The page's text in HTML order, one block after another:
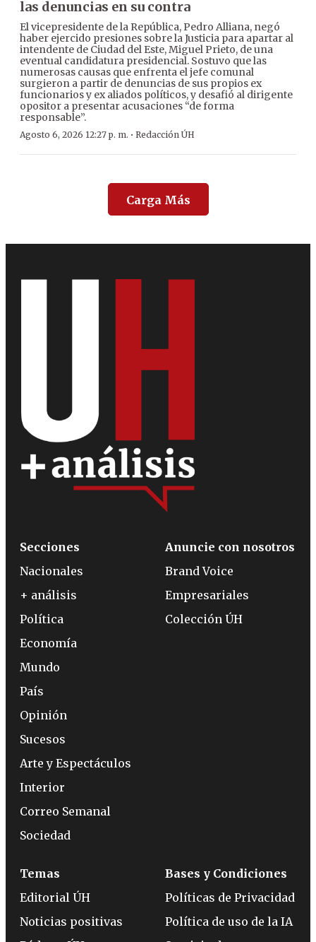
las denuncias en su contra
El vicepresidente de la República, Pedro Alliana, negó
haber ejercido presiones sobre la Justicia para apartar al
intendente de Ciudad del Este, Miguel Prieto, de una
eventual candidatura presidencial. Sostuvo que las
numerosas causas que enfrenta el jefe comunal
surgieron a partir de denuncias de sus propios ex
funcionarios y ex aliados políticos, y desafió al dirigente
opositor a presentar acusaciones “de forma
responsable”.
Agosto 6, 2026 12:27 p. m. · Redacción ÚH
Carga Más
Secciones
Nacionales
+ análisis
Política
Economía
Mundo
País
Opinión
Sucesos
Arte y Espectáculos
Interior
Correo Semanal
Sociedad
Anuncie con nosotros
Brand Voice
Empresariales
Colección ÚH
Temas
Editorial ÚH
Noticias positivas
Bases y Condiciones
Políticas de Privacidad
Política de uso de la IA